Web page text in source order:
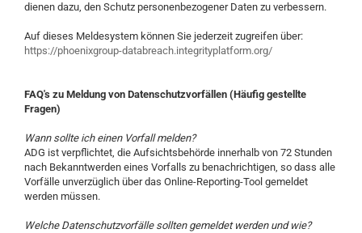
dienen dazu, den Schutz personenbezogener Daten zu verbessern.
Auf dieses Meldesystem können Sie jederzeit zugreifen über:
https://phoenixgroup-databreach.integrityplatform.org/
FAQ's zu Meldung von Datenschutzvorfällen (Häufig gestellte
Fragen)
Wann sollte ich einen Vorfall melden?
ADG ist verpflichtet, die Aufsichtsbehörde innerhalb von 72 Stunden
nach Bekanntwerden eines Vorfalls zu benachrichtigen, so dass alle
Vorfälle unverzüglich über das Online-Reporting-Tool gemeldet
werden müssen.
Welche Datenschutzvorfälle sollten gemeldet werden und wie?